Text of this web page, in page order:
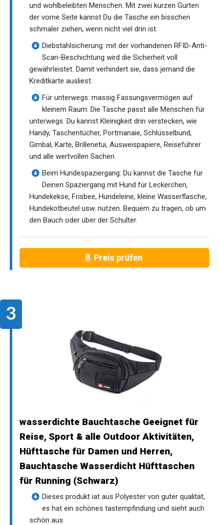
und wohlbeleibten Menschen. Mit zwei kurzen Gurten
der vorne Seite kannst Du die Tasche ein bisschen
schmaler ziehen, wenn nicht viel drin ist.
Diebstahlsicherung: mit der vorhandenen RFID-Anti-
Scan-Beschichtung wird die Sicherheit voll
gewährleistet. Damit verhindert sie, dass jemand die
Kreditkarte ausliest.
Für unterwegs: massig Fassungsvermögen auf
kleinem Raum. Die Tasche passt alle Menschen für
unterwegs. Du kannst Kleinigkeit drin verstecken, wie
Handy, Taschentücher, Portmanaie, Schlüsselbund,
Gimbal, Karte, Brillenetui, Ausweispapiere, Reiseführer
und alle wertvollen Sachen.
Beim Hundespaziergang: Du kannst die Tasche für
Deinen Spaziergang mit Hund für Leckerchen,
Hundekekse, Frisbee, Hundeleine, kleine Wasserflasche,
Hundekotbeutel usw. nutzen. Bequem zu tragen, ob um
den Bauch oder über der Schulter.
Preis prüfen
wasserdichte Bauchtasche Geeignet für
Reise, Sport & alle Outdoor Aktivitäten,
Hüfttasche für Damen und Herren,
Bauchtasche Wasserdicht Hüfttaschen
für Running (Schwarz)
Dieses produkt iat aus Polyester von guter qualität,
es hat ein schönes tastempfindung und sieht auch
schön aus